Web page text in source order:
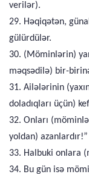
verilər).
29. Həqiqətən,
gülürdülər.
30. (Möminlərin)
məqsədilə) bir-
31. Ailələrinin
doladıqları üçün)
32. Onları
yoldan)
33. Halbuki onlara
34. Bu gün isə